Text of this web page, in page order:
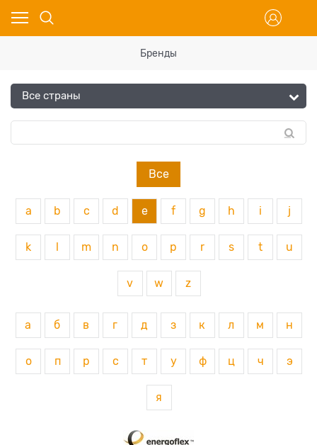
Бренды
Все
a b c d e f g h i j
k m n o p r s t u
v w z
а б в г д з к л м н
о п р с т у ф ц ч э
я